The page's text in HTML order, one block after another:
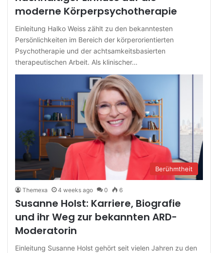
moderne Körperpsychotherapie
Einleitung Halko Weiss zählt zu den bekanntesten
Persönlichkeiten im Bereich der körperorientierten
Psychotherapie und der achtsamkeitsbasierten
therapeutischen Arbeit. Als klinischer…
Berühmtheit
Themexa 4 weeks ago 0 6
Susanne Holst: Karriere, Biografie
und ihr Weg zur bekannten ARD-
Moderatorin
Einleitung Susanne Holst gehört seit vielen Jahren zu den